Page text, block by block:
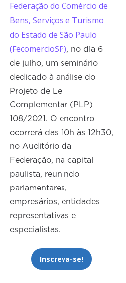
Federação do Comércio de
Bens, Serviços e Turismo
do Estado de São Paulo
(FecomercioSP), no dia 6
de julho, um seminário
dedicado à análise do
Projeto de Lei
Complementar (PLP)
108/2021. O encontro
ocorrerá das 10h às 12h30,
no Auditório da
Federação, na capital
paulista, reunindo
parlamentares,
empresários, entidades
representativas e
especialistas.
Inscreva-se!